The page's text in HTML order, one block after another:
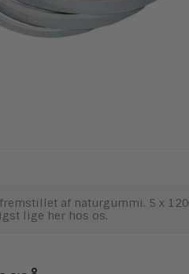
fremstillet af naturgummi. 5 x
lige her hos os.